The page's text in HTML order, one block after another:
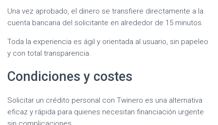
Una vez aprobado, el dinero se transfiere directamente a la
cuenta bancaria del solicitante en alrededor de 15 minutos.
Toda la experiencia es ágil y orientada al usuario, sin papeleo
y con total transparencia.
Condiciones y costes
Solicitar un crédito personal con Twinero es una alternativa
eficaz y rápida para quienes necesitan financiación urgente